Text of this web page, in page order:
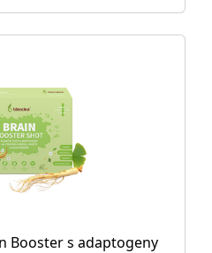
Booster s adaptogeny